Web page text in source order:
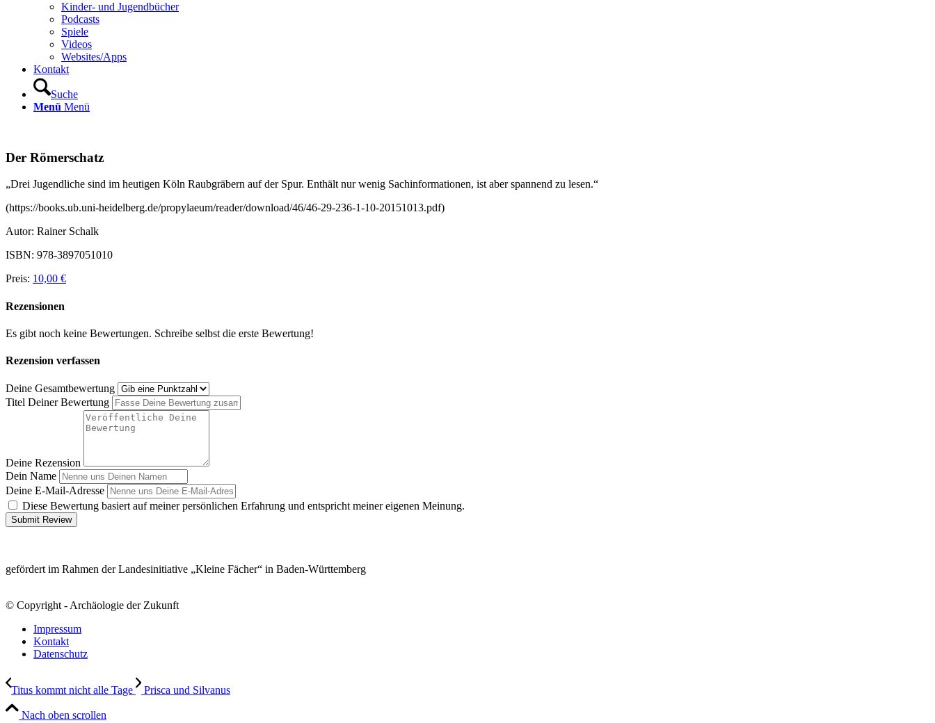
Kinder- und Jugendbücher
Podcasts
Spiele
Videos
Websites/Apps
Kontakt
Suche
Menü Menü
Der Römerschatz
„Drei Jugendliche sind im heutigen Köln Raubgräbern auf der Spur. Enthält nur wenig Sachinformationen, ist aber spannend zu lesen.“
(https://books.ub.uni-heidelberg.de/propylaeum/reader/download/46/46-29-236-1-10-20151013.pdf)
Autor: Rainer Schalk
ISBN: 978-3897051010
Preis: 10,00 €
Rezensionen
Es gibt noch keine Bewertungen. Schreibe selbst die erste Bewertung!
Rezension verfassen
Deine Gesamtbewertung
Titel Deiner Bewertung
Deine Rezension
Dein Name
Deine E-Mail-Adresse
Diese Bewertung basiert auf meiner persönlichen Erfahrung und entspricht meiner eigenen Meinung.
Submit Review
gefördert im Rahmen der Landesinitiative „Kleine Fächer“ in Baden-Württemberg
© Copyright - Archäologie der Zukunft
Impressum
Kontakt
Datenschutz
Titus kommt nicht alle Tage Prisca und Silvanus
Nach oben scrollen